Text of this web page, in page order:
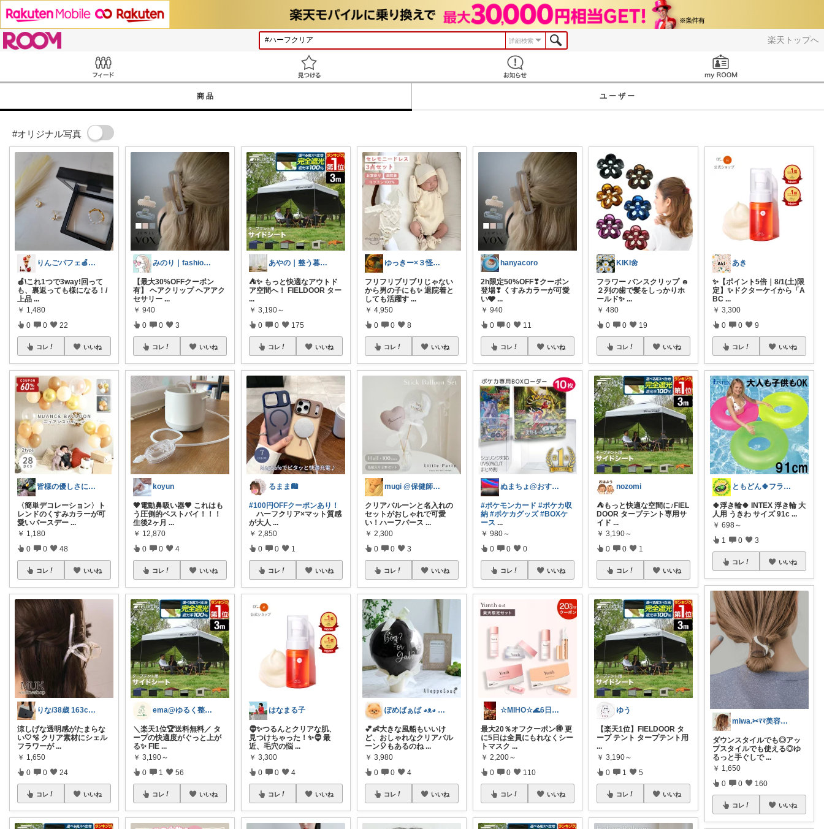
楽天トップへ
詳細検索
商品 ユーザー
#オリジナル写真
りんごパフェ🍎コスメ×アクセ×アパレル
🍎\これ1つで3way!回って
も、裏返っても様になる！/
上品 ...
￥ 1,480
0 0 22
コレ いいね
皆様の優しさに感謝です✨happyミルク
〈簡単デコレーション〉ト
レンドのくすみカラーが可
愛いバースデー ...
￥ 1,180
0 0 48
コレ いいね
りな/38歳 163cm 骨格ストレート
涼しげな透明感がたまらな
い🤍🫧 クリア素材にシェル
フラワーが ...
￥ 1,650
0 0 24
コレ いいね
みのり｜fashion暮らしꕤ︎︎·͜·
【最大30%OFFクーポン
有】 ヘアクリップ ヘアアク
セサリー ...
￥ 940
0 0 3
コレ いいね
koyun
🤎電動鼻吸い器🤎 これはも
う圧倒的ベストバイ！！！
生後2ヶ月 ...
￥ 12,870
0 0 4
コレ いいね
ema@ゆるく整う暮らし
＼楽天1位🏆送料無料／ タ
ープの快適度がぐっと上が
る✨ FIE ...
￥ 3,190～
0 1 56
コレ いいね
あやの｜整う暮らしROOM
⛺✨ もっと快適なアウトド
ア空間へ！ FIELDOOR ター
...
￥ 3,190～
0 0 175
コレ いいね
るまま🛍️
#100円OFFクーポンあり！
ハーフクリア×マット質感
が大人 ...
￥ 2,850
0 0 1
コレ いいね
はなまる子
🧔✨つるんとクリアな肌、
見つけちゃった！✨🧔 最
近、毛穴の悩 ...
￥ 3,300
0 0 4
コレ いいね
ゆっきー×３怪獣のゆる知育ママ
フリフリブリブリじゃない
から男の子にも✨ 退院着と
しても活躍す ...
￥ 4,950
0 0 8
コレ いいね
mugi @保健師ママ×0歳育児
クリアバルーンと名入れの
セットがおしゃれで可愛
い！ハーフバース ...
￥ 2,300
0 0 3
コレ いいね
ぽめばぁば ◕⁠ᴥ⁠◕⁠ 育児救急箱🌠
💕👶大きな風船もいいけ
ど、おしゃれなクリアバル
ーン🎈もあるのね ...
￥ 3,980
0 0 4
コレ いいね
hanyacoro
2h限定50%OFF❣クーポン
登場❣ くすみカラーが可愛
い🩶...
￥ 940
0 0 11
コレ いいね
ぬまちょ@おすすめ紹介マン
#ポケモンカード #ポケカ収
納 #ポケカグッズ #BOXケ
ース ...
￥ 980～
0 0 0
コレ いいね
☆MIHO☆🌊6日感謝🍀
最大20％オフクーポン🉐 更
に5日は全員にもれなくシー
トマスク ...
￥ 2,200～
0 0 110
コレ いいね
KIKI🌼
フラワー バンスクリップ ☻
２列の歯で髪をしっかりホ
ールド✨...
￥ 480
0 0 19
コレ いいね
nozomi
⛺もっと快適な空間に♪FIEL
DOOR タープテント専用サ
イド ...
￥ 3,190～
0 0 1
コレ いいね
ゆう
【楽天1位】FIELDOOR タ
ープ テント タープテント用
...
￥ 3,190～
0 1 5
コレ いいね
あき
✨【ポイント5倍｜8/1(土)限
定】✨ドクターケイから「A
BC ...
￥ 3,300
0 0 9
コレ いいね
ともどん🍀フライパン料理ある暮らし🍳
🍀浮き輪🍀 INTEX 浮き輪 大
人用 うきわ サイズ 91c ...
￥ 698～
1 0 3
コレ いいね
miwa.✂︎ﾏﾏ美容師💎
ダウンスタイルでも◎アッ
プスタイルでも使える◎ゆ
るっと手ぐしで ...
￥ 1,650
0 0 160
コレ いいね